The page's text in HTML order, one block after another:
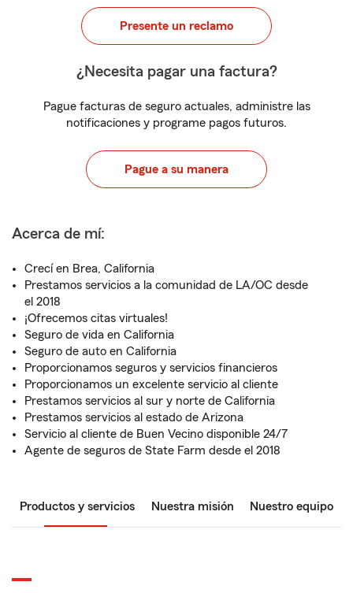
Presente un reclamo
¿Necesita pagar una factura?
Pague facturas de seguro actuales, administre las
notificaciones y programe pagos futuros.
Pague a su manera
Acerca de mí:
Crecí en Brea, California
Prestamos servicios a la comunidad de LA/OC desde
el 2018
¡Ofrecemos citas virtuales!
Seguro de vida en California
Seguro de auto en California
Proporcionamos seguros y servicios financieros
Proporcionamos un excelente servicio al cliente
Prestamos servicios al sur y norte de California
Prestamos servicios al estado de Arizona
Servicio al cliente de Buen Vecino disponible 24/7
Agente de seguros de State Farm desde el 2018
Productos y servicios Nuestra misión Nuestro equipo